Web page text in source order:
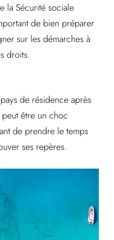
la Sécurité sociale
de bien préparer
sur les démarches à
droits.
de résidence après
être un choc
de prendre le temps
ses repères.